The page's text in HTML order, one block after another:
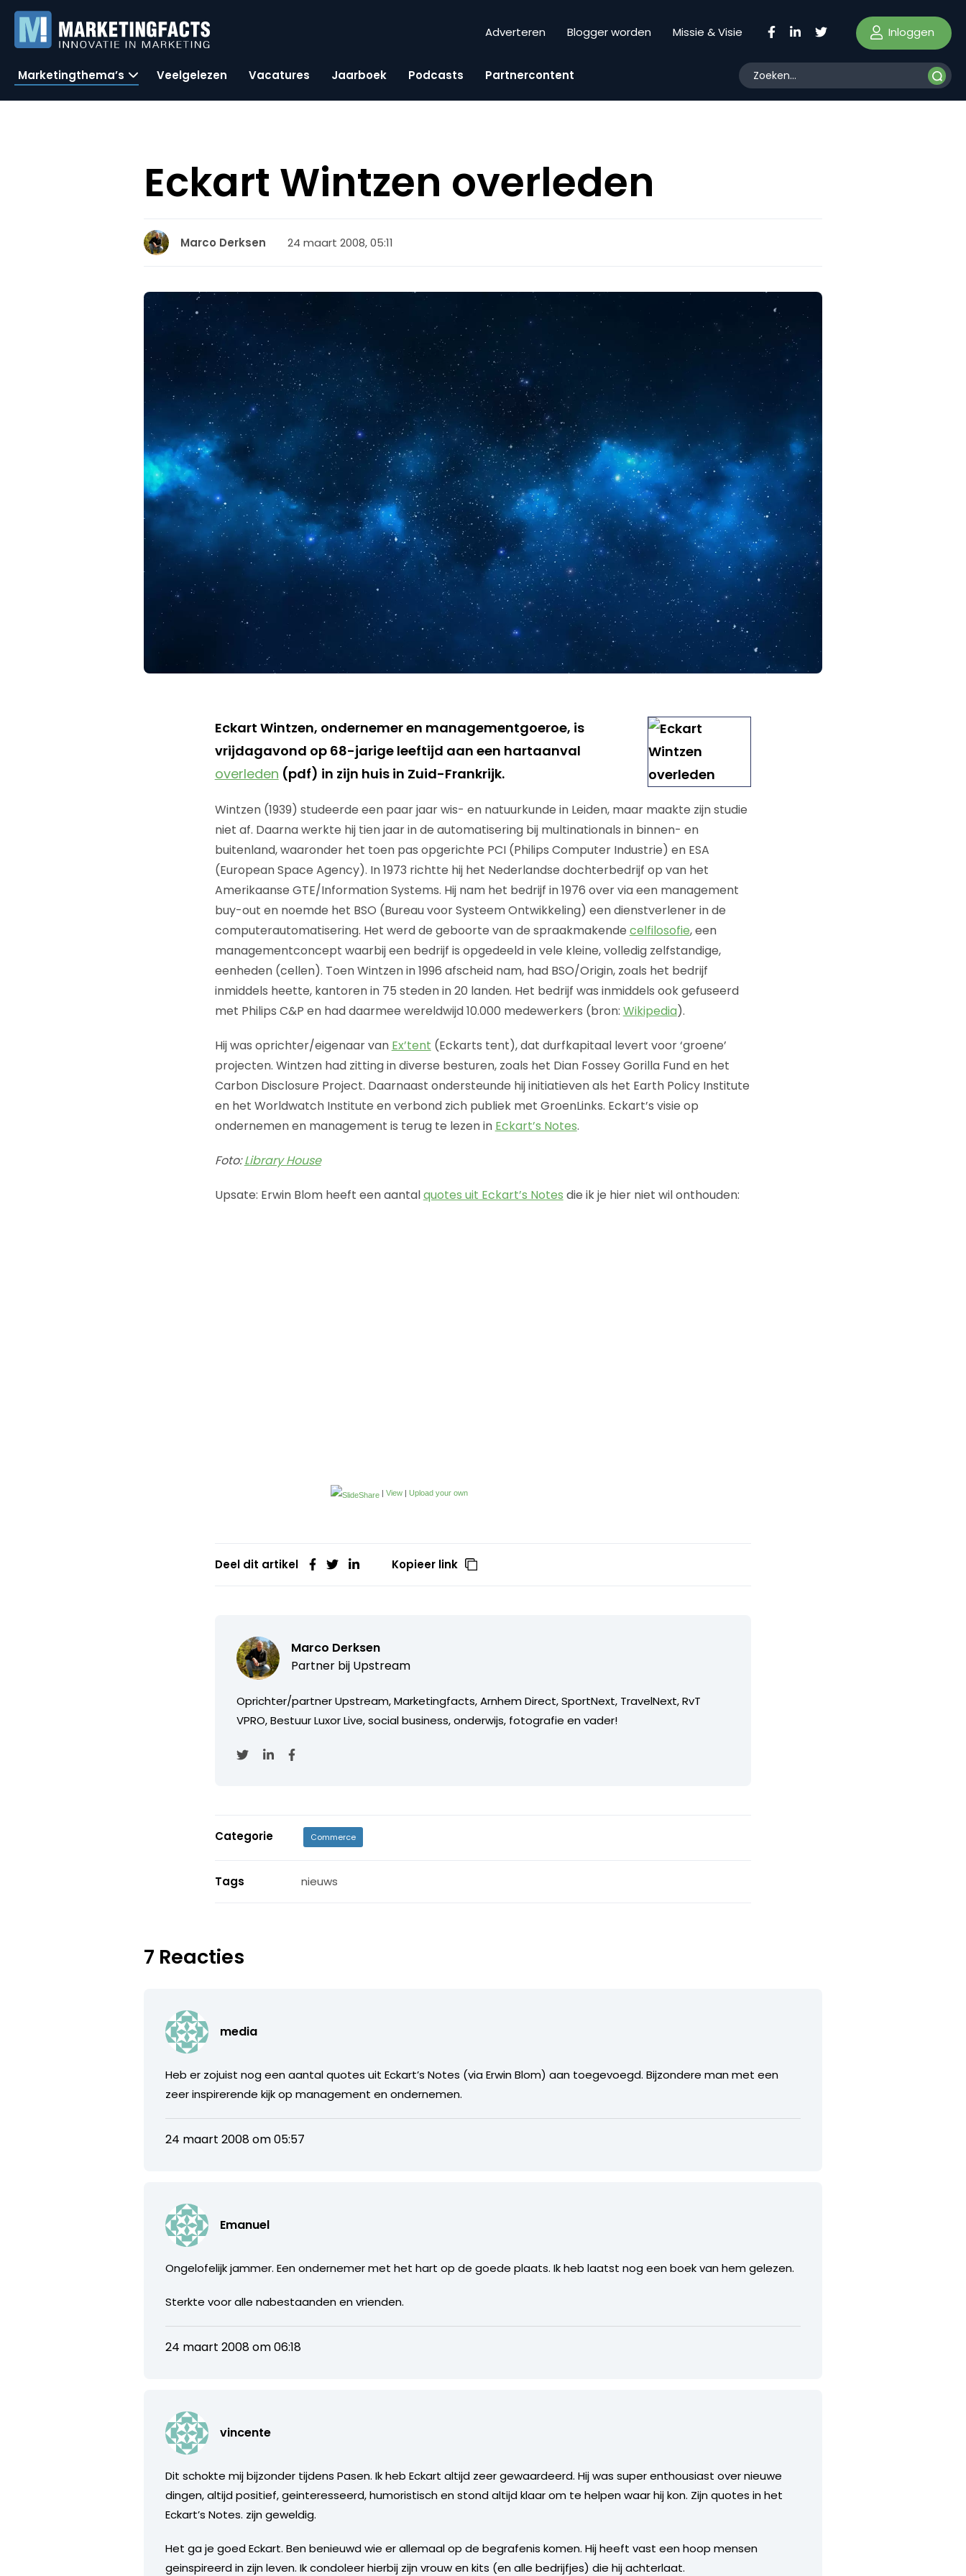
Adverteren Blogger worden Missie & Visie Inloggen
Marketingthema’s Veelgelezen Vacatures Jaarboek Podcasts Partnercontent
Eckart Wintzen overleden
Marco Derksen 24 maart 2008, 05:11
Eckart Wintzen, ondernemer en managementgoeroe, is
vrijdagavond op 68-jarige leeftijd aan een hartaanval
overleden (pdf) in zijn huis in Zuid-Frankrijk.
Wintzen (1939) studeerde een paar jaar wis- en natuurkunde in Leiden, maar maakte zijn studie
niet af. Daarna werkte hij tien jaar in de automatisering bij multinationals in binnen- en
buitenland, waaronder het toen pas opgerichte PCI (Philips Computer Industrie) en ESA
(European Space Agency). In 1973 richtte hij het Nederlandse dochterbedrijf op van het
Amerikaanse GTE/Information Systems. Hij nam het bedrijf in 1976 over via een management
buy-out en noemde het BSO (Bureau voor Systeem Ontwikkeling) een dienstverlener in de
computerautomatisering. Het werd de geboorte van de spraakmakende celfilosofie, een
managementconcept waarbij een bedrijf is opgedeeld in vele kleine, volledig zelfstandige,
eenheden (cellen). Toen Wintzen in 1996 afscheid nam, had BSO/Origin, zoals het bedrijf
inmiddels heette, kantoren in 75 steden in 20 landen. Het bedrijf was inmiddels ook gefuseerd
met Philips C&P en had daarmee wereldwijd 10.000 medewerkers (bron: Wikipedia).
Hij was oprichter/eigenaar van Ex’tent (Eckarts tent), dat durfkapitaal levert voor ‘groene’
projecten. Wintzen had zitting in diverse besturen, zoals het Dian Fossey Gorilla Fund en het
Carbon Disclosure Project. Daarnaast ondersteunde hij initiatieven als het Earth Policy Institute
en het Worldwatch Institute en verbond zich publiek met GroenLinks. Eckart’s visie op
ondernemen en management is terug te lezen in Eckart’s Notes.
Foto:Library House
Upsate: Erwin Blom heeft een aantalquotes uit Eckart’s Notes die ik je hier niet wil onthouden:
| View| Upload your own
Deel dit artikel Kopieer link
Marco Derksen
Partner bij Upstream
Oprichter/partner Upstream, Marketingfacts, Arnhem Direct, SportNext, TravelNext, RvT
VPRO, Bestuur Luxor Live, social business, onderwijs, fotografie en vader!
Categorie Commerce
Tags nieuws
7 Reacties
media
Heb er zojuist nog een aantal quotes uit Eckart’s Notes (via Erwin Blom) aan toegevoegd. Bijzondere man met een
zeer inspirerende kijk op management en ondernemen.
24 maart 2008 om 05:57
Emanuel
Ongelofelijk jammer. Een ondernemer met het hart op de goede plaats. Ik heb laatst nog een boek van hem gelezen.
Sterkte voor alle nabestaanden en vrienden.
24 maart 2008 om 06:18
vincente
Dit schokte mij bijzonder tijdens Pasen. Ik heb Eckart altijd zeer gewaardeerd. Hij was super enthousiast over nieuwe
dingen, altijd positief, geinteresseerd, humoristisch en stond altijd klaar om te helpen waar hij kon. Zijn quotes in het
Eckart’s Notes. zijn geweldig.
Het ga je goed Eckart. Ben benieuwd wie er allemaal op de begrafenis komen. Hij heeft vast een hoop mensen
geinspireerd in zijn leven. Ik condoleer hierbij zijn vrouw en kits (en alle bedrijfjes) die hij achterlaat.